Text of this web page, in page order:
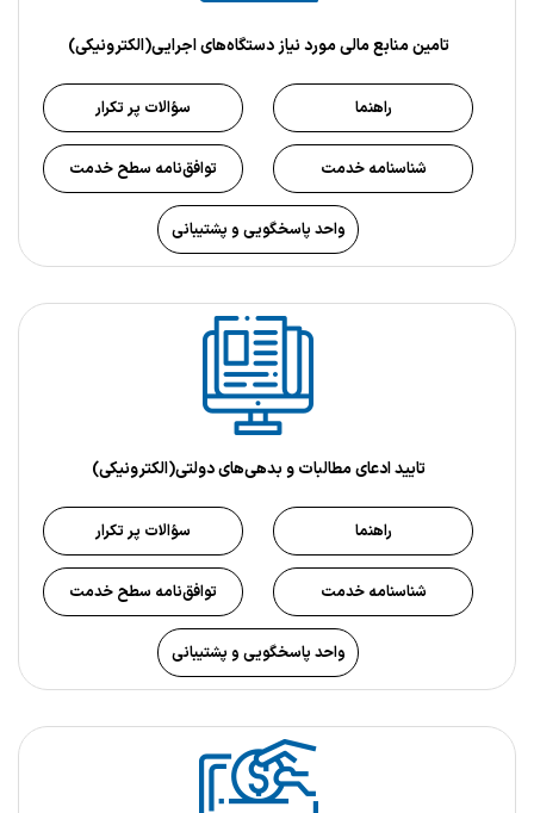
تامین منابع مالی مورد نیاز دستگاه‌های اجرایی(الکترونیکی)
راهنما سؤالات پر تکرار
شناسنامه خدمت توافق‌نامه سطح خدمت
واحد پاسخگویی و پشتیبانی
تایید ادعای مطالبات و بدهی‌های دولتی(الکترونیکی)
راهنما سؤالات پر تکرار
شناسنامه خدمت توافق‌نامه سطح خدمت
واحد پاسخگویی و پشتیبانی